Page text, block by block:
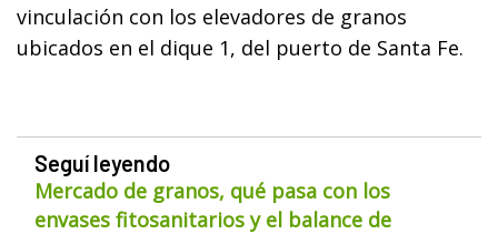
vinculación con los elevadores de granos
ubicados en el dique 1, del puerto de Santa Fe.
Seguí leyendo
Mercado de granos, qué pasa con los
envases fitosanitarios y el balance de